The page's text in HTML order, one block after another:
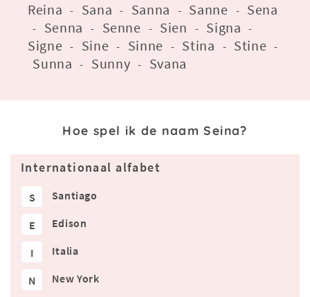
Reina - Sana - Sanna - Sanne - Sena
- Senna - Senne - Sien - Signa -
Signe - Sine - Sinne - Stina - Stine -
Sunna - Sunny - Svana
Hoe spel ik de naam Seina?
Internationaal alfabet
S Santiago
E Edison
I Italia
N New York